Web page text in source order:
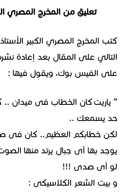
تعليق من المخرج المصري
كتب المخرج المصري الكبير
التالي على المقال بعد إعادة
على الفيس بوك، ويقول فيها :
” ياريت كان الخطاب فى ميدان ..
حد يسمعك ..
لكن خطابكم العظيم.. كان فى
يوجد بها أى جبال يرتد منها
لو أى صدى !!!
و بيت الشعر الكلاسيكى :